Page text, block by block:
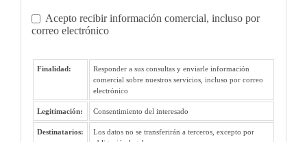
Acepto recibir información comercial, incluso por
correo electrónico
Finalidad:
Responder a sus consultas y enviarle información
comercial sobre nuestros servicios, incluso por correo
electrónico
Legitimación: Consentimiento del interesado
Destinatarios:
Los datos no se transferirán a terceros, excepto por